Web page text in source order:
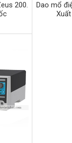
200.
Dao mổ